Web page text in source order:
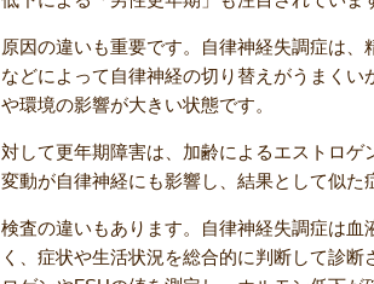
原因の違いも重要です。自律神経失調症は
などによって自律神経の切り替えがうまく
や環境の影響が大きい状態です。
対して更年期障害は、加齢によるエストロ
変動が自律神経にも影響し、結果として似た
検査の違いもあります。自律神経失調症は
く、症状や生活状況を総合的に判断して診